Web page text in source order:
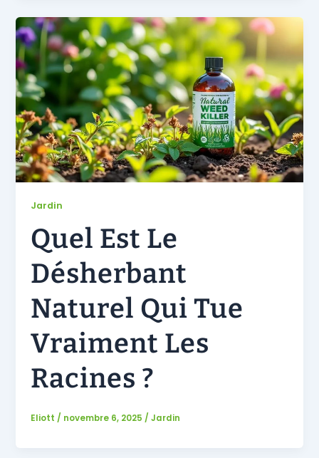
Jardin
Quel Est Le
Désherbant
Naturel Qui Tue
Vraiment Les
Racines ?
Eliott / novembre 6, 2025 / Jardin